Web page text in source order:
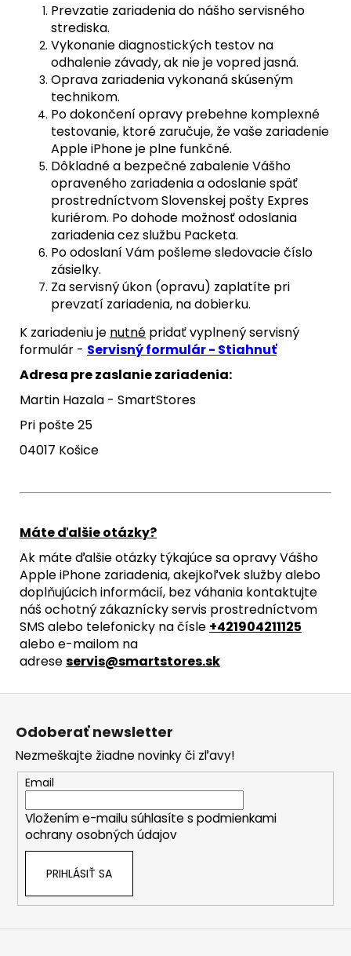
Prevzatie zariadenia do nášho servisného
strediska.
Vykonanie diagnostických testov na
odhalenie závady, ak nie je vopred jasná.
Oprava zariadenia vykonaná skúseným
technikom.
Po dokončení opravy prebehne komplexné
testovanie, ktoré zaručuje, že vaše zariadenie
Apple iPhone je plne funkčné.
Dôkladné a bezpečné zabalenie Vášho
opraveného zariadenia a odoslanie späť
prostredníctvom Slovenskej pošty Expres
kuriérom. Po dohode možnosť odoslania
zariadenia cez službu Packeta.
Po odoslaní Vám pošleme sledovacie číslo
zásielky.
Za servisný úkon (opravu) zaplatíte pri
prevzatí zariadenia, na dobierku.
K zariadeniu je nutné pridať vyplnený servisný
formulár - Servisný formulár - Stiahnuť
Adresa pre zaslanie zariadenia:
Martin Hazala - SmartStores
Pri pošte 25
04017 Košice
Máte ďalšie otázky?
Ak máte ďalšie otázky týkajúce sa opravy Vášho
Apple iPhone zariadenia, akejkoľvek služby alebo
doplňujúcich informácií, bez váhania kontaktujte
náš ochotný zákaznícky servis prostredníctvom
SMS alebo telefonicky na čísle +421904211125
alebo e-mailom na
adreseservis@smartstores.sk
Z
Odoberať newsletter
Nezmeškajte žiadne novinky či zľavy!
Email
Vložením e-mailu súhlasíte s podmienkami
ochrany osobných údajov
PRIHLÁSIŤ SA